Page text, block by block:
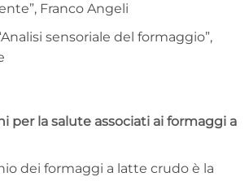
Franco Angeli
sensoriale del formaggio”,
per la salute associati ai formaggi a
dei formaggi a latte crudo è la